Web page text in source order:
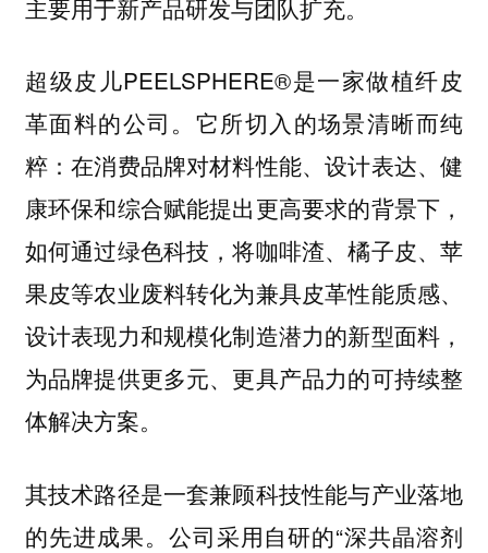
主要用于新产品研发与团队扩充。
超级皮儿PEELSPHERE®是一家做植纤皮
革面料的公司。它所切入的场景清晰而纯
粹：在消费品牌对材料性能、设计表达、健
康环保和综合赋能提出更高要求的背景下，
如何通过绿色科技，将咖啡渣、橘子皮、苹
果皮等农业废料转化为兼具皮革性能质感、
设计表现力和规模化制造潜力的新型面料，
为品牌提供更多元、更具产品力的可持续整
体解决方案。
其技术路径是一套兼顾科技性能与产业落地
的先进成果。公司采用自研的“深共晶溶剂